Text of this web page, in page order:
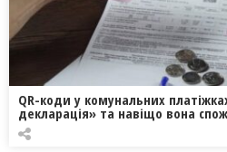
QR-коди у комунальних
декларація» та навіщо вона